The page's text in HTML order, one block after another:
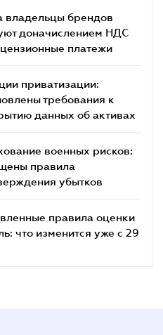
владельцы брендов
доначислением НДС
платежи
приватизации:
требования к
данных об активах
военных рисков:
правила
убытков
правила оценки
что изменится уже с 29